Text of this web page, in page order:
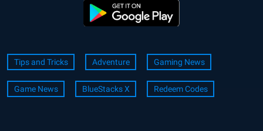
Tips and Tricks Adventure Gaming News
Game News BlueStacks X Redeem Codes